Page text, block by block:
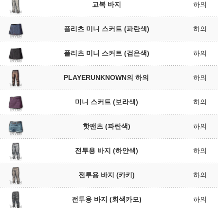
교복 바지 하의
플리츠 미니 스커트 (파란색) 하의
플리츠 미니 스커트 (검은색) 하의
PLAYERUNKNOWN의 하의 하의
미니 스커트 (보라색) 하의
핫팬츠 (파란색) 하의
전투용 바지 (하얀색) 하의
전투용 바지 (카키) 하의
전투용 바지 (회색카모) 하의